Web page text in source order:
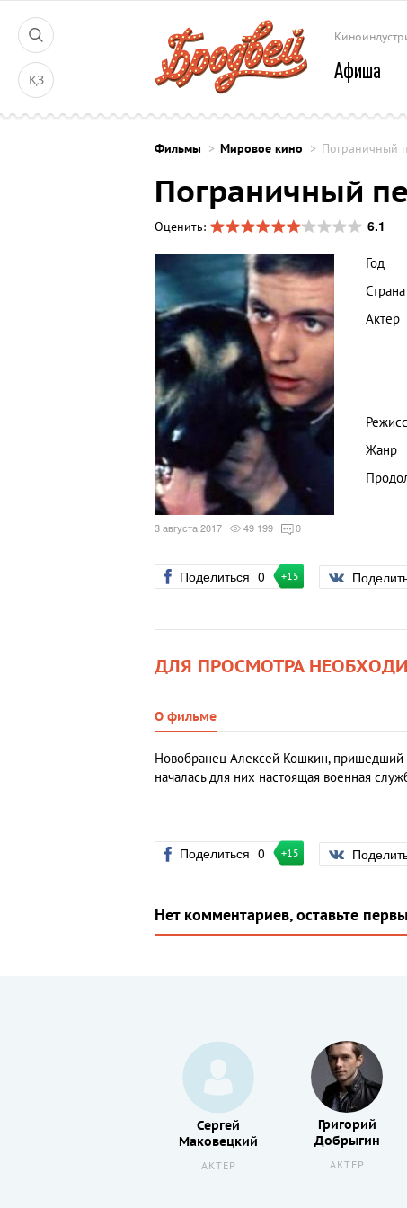
ҚЗ Афиша
Фильмы Мировое кино Пограничный
Пограничный
Оценить: 6.1
3 августа 2017 49 199 0
Год
Страна
Актер
Жанр
Поделиться 0 +15
ДЛЯ ПРОСМОТРА
О фильме
Новобранец Алексей Кошкин, пришедший
началась для них настоящая военная
Поделиться 0 +15
Нет комментариев, оставьте
Сергей
Маковецкий
АКТЕР
Григорий
Добрыгин
АКТЕР